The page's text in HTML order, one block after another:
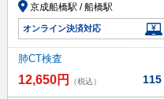
京成船橋駅 / 船橋駅
オンライン決済対応
肺CT検査
12,650円 （税込） 115